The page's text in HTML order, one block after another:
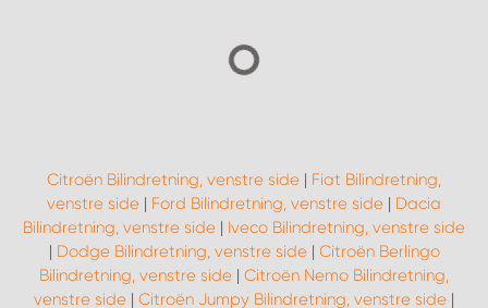
Citroën Bilindretning, venstre side | Fiat Bilindretning,
venstre side | Ford Bilindretning, venstre side | Dacia
Bilindretning, venstre side | Iveco Bilindretning, venstre side
| Dodge Bilindretning, venstre side| Citroën Berlingo
Bilindretning, venstre side | Citroën Nemo Bilindretning,
venstre side | Citroën Jumpy Bilindretning, venstre side |